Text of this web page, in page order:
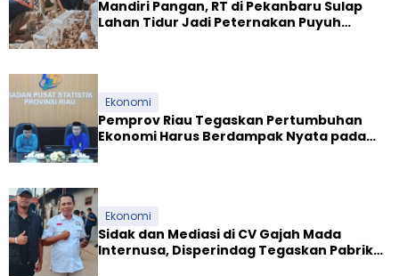
Mandiri Pangan, RT di Pekanbaru Sulap
Lahan Tidur Jadi Peternakan Puyuh
Ekonomi
Pemprov Riau Tegaskan Pertumbuhan
Ekonomi Harus Berdampak Nyata pada
Ekonomi
Sidak dan Mediasi di CV Gajah Mada
Internusa, Disperindag Tegaskan Pabrik